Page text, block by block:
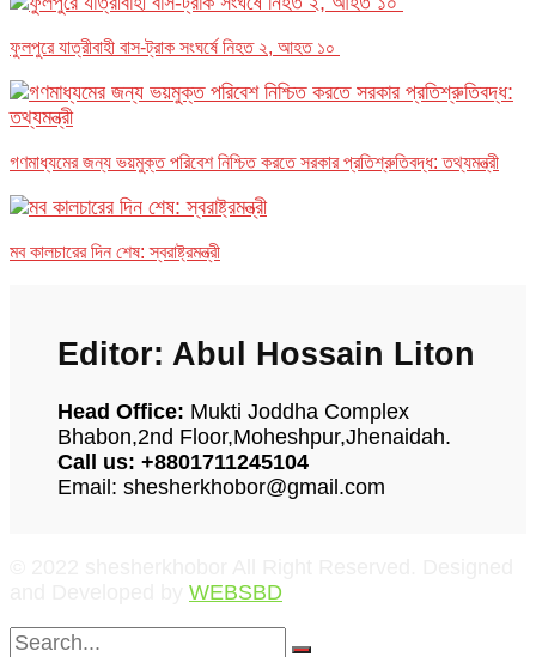
ফুলপুরে যাত্রীবাহী বাস-ট্রাক সংঘর্ষে নিহত ২, আহত ১০
গণমাধ্যমের জন্য ভয়মুক্ত পরিবেশ নিশ্চিত করতে সরকার প্রতিশ্রুতিবদ্ধ: তথ্যমন্ত্রী
মব কালচারের দিন শেষ: স্বরাষ্ট্রমন্ত্রী
Editor: Abul Hossain Liton
Head Office: Mukti Joddha Complex
Bhabon,2nd Floor,Moheshpur,Jhenaidah.
Call us: +8801711245104
Email: shesherkhobor@gmail.com
WEBSBD